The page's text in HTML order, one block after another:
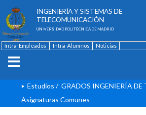
INGENIERÍA Y SISTEMAS DE
TELECOMUNICACIÓN
UNIVERSIDAD POLITÉCNICA DE MADRID
Intra-Empleados Intra-Alumnos
Noticias
Estudios / GRADOS INGENIERÍA
Asignaturas Comunes